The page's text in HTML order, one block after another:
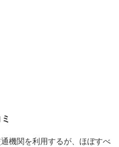
機関を利用するが、ほぼすべ